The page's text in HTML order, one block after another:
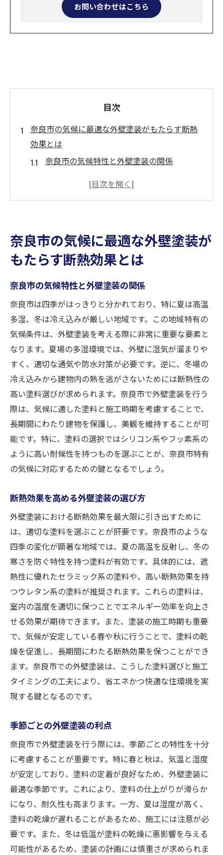
お問い合わせはこちら
目次
奈良市の気候に最適な外壁塗装がもたらす断熱
効果とは
奈良市の気候特性と外壁塗装の関係
断熱効果を高める外壁塗装の選び方
外壁塗装で実現する省エネ生活
省エネ住宅を実現するための外壁塗装の選び方
エネルギー効率を考慮した塗料選びのコツ
長期的な省エネ効果を持つ塗料の特徴
環境に優しい外壁塗装の選択肢
奈良市での省エネ住宅を支える外壁塗装
外壁塗装選びが住宅性能に与える影響
夏の暑さと冬の寒さを防ぐ外壁塗装の効果的な
塗料とは
夏の熱を遮断する塗料の特徴
冬の保温性を高める塗料の選び方
季節を問わない断熱塗料の利点
奈良市で人気の断熱効果のある塗料
エネルギー効率を高めるための塗料の選定
奈良市での外壁塗装が省エネに与える影響を徹
底解説
外壁塗装が与える省エネ効果の仕組み
奈良市特有の気候と省エネの関係性
外壁塗装で実現するエネルギー削減
地域社会における外壁塗装の役割
外壁塗装の効果を最大限に引き出す方法
省エネ効果を実感するための外壁塗装
外壁塗装による断熱効果でエネルギー効率を高
める方法
断熱効果を最大化する塗装テクニック
施工法が断熱性能に与える影響
ト
外壁塗装で家計を助ける省エネ対策
奈良市での施工に適した断熱技術
外壁塗装の施工例とその効果
外壁塗装を活用した奈良市の快適な住環境づく
外壁塗装で住環境を向上させる方法
奈良市の暮らしに適した外壁塗装選び
奈良市の気候に最適な外壁塗装が
もたらす断熱効果とは
奈良市の気候特性と外壁塗装の関係
奈良市は四季がはっきりと分かれており、特に夏は高温
多湿、冬は冷え込みが厳しい地域です。この地域特有の
気候条件は、外壁塗装を考える際に非常に重要な要素と
なります。夏場の多湿環境では、外壁に湿気が溜まりや
すく、適切な通気や防水対策が必要です。逆に、冬場の
冷え込みから建物内の熱を逃がさないためには断熱性の
高い塗料選びが求められます。奈良市で外壁塗装を行う
際は、気候に適した塗料と施工時期を考慮することで、
長期間にわたり建物を保護し、美観を維持することが可
能です。特に、塗料の選択ではシリコン系やフッ素系の
ように高い耐候性を持つものを選ぶことが、奈良市特有
の気候に対応するための鍵となるでしょう。
断熱効果を高める外壁塗装の選び方
外壁塗装における断熱効果を最大限に引き出すために
は、適切な塗料を選ぶことが肝要です。奈良市のような
四季の変化が顕著な地域では、夏の高温を反射し、冬の
寒さを防ぐ特性を持つ塗料が有効です。具体的には、遮
熱性に優れたセラミック系の塗料や、高い断熱効果を持
つウレタン系の塗料が推奨されます。これらの塗料は、
室内の温度を適切に保つことでエネルギー効率を向上さ
せる効果が期待できます。また、塗装の施工時期も重要
で、気候が安定している春や秋に行うことで、塗料の乾
燥を促進し、長期間にわたる断熱効果を保つことができ
ます。奈良市での外壁塗装は、こうした塗料選びと施工
タイミングの工夫により、省エネかつ快適な住環境を実
現する鍵となるのです。
季節ごとの外壁塗装の利点
奈良市で外壁塗装を行う際には、季節ごとの特性を十分
に考慮することが重要です。特に春と秋は、気温と湿度
が安定しており、塗料の定着が良好なため、外壁塗装に
最適な季節です。これにより、塗料の仕上がりが滑らか
になり、耐久性も高まります。一方、夏は湿度が高く、
塗料の乾燥が遅れることがあるため、施工には注意が必
要です。また、冬は低温が塗料の乾燥に悪影響を与える
可能性があるため、塗装の計画には慎重さが求められま